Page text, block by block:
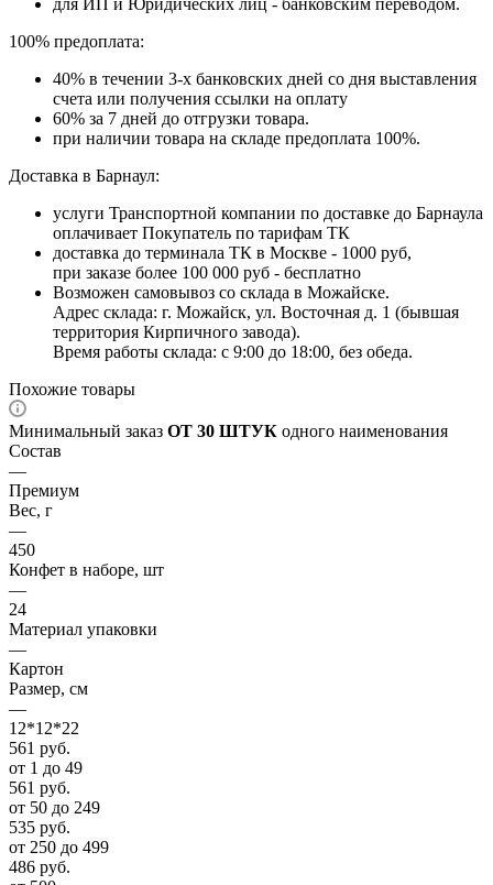
100% предоплата:
40% в течении 3-х банковских дней со дня выставления
счета или получения ссылки на оплату
60% за 7 дней до отгрузки товара.
при наличии товара на складе предоплата 100%.
Доставка в Барнаул:
услуги Транспортной компании по доставке до Барнаула
оплачивает Покупатель по тарифам ТК
доставка до терминала ТК в Москве - 1000 руб,
при заказе более 100 000 руб - бесплатно
Возможен самовывоз со склада в Можайске.
Адрес склада: г. Можайск, ул. Восточная д. 1 (бывшая
территория Кирпичного завода).
Время работы склада: с 9:00 до 18:00, без обеда.
Похожие товары
Минимальный заказ ОТ 30 ШТУК одного наименования
Состав
—
Премиум
Вес, г
—
450
Конфет в наборе, шт
—
24
Материал упаковки
—
Картон
Размер, см
—
12*12*22
561 руб.
от 1 до 49
561 руб.
от 50 до 249
535 руб.
от 250 до 499
486 руб.